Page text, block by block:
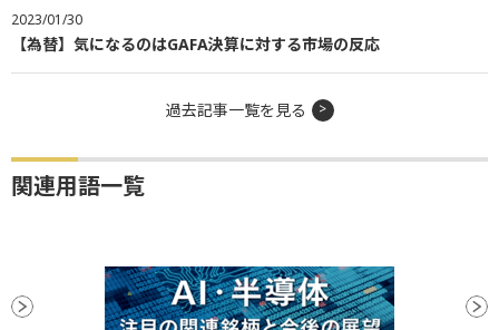
2023/01/30
【為替】気になるのはGAFA決算に対する市場の反応
過去記事一覧を見る
関連用語一覧